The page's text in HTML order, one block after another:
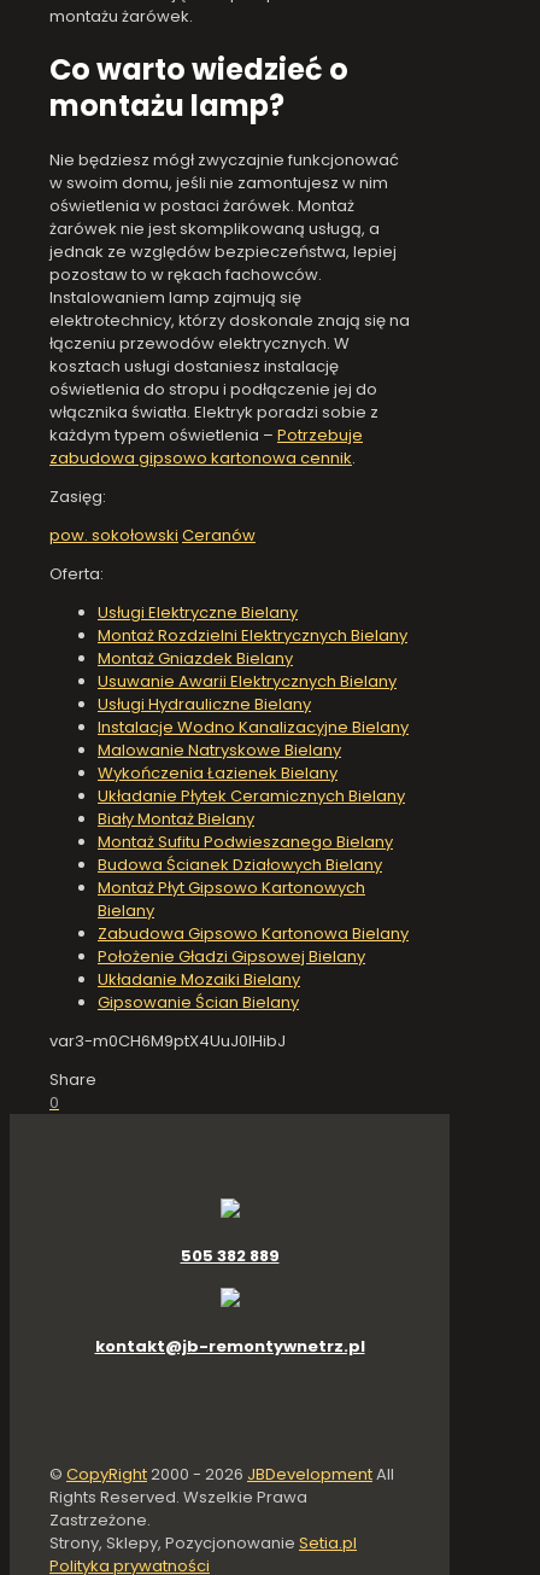
montażu żarówek.
Co warto wiedzieć o
montażu lamp?
Nie będziesz mógł zwyczajnie funkcjonować
w swoim domu, jeśli nie zamontujesz w nim
oświetlenia w postaci żarówek. Montaż
żarówek nie jest skomplikowaną usługą, a
jednak ze względów bezpieczeństwa, lepiej
pozostaw to w rękach fachowców.
Instalowaniem lamp zajmują się
elektrotechnicy, którzy doskonale znają się na
łączeniu przewodów elektrycznych. W
kosztach usługi dostaniesz instalację
oświetlenia do stropu i podłączenie jej do
włącznika światła. Elektryk poradzi sobie z
każdym typem oświetlenia – Potrzebuje
zabudowa gipsowo kartonowa cennik.
Zasięg:
pow. sokołowski Ceranów
Oferta:
Usługi Elektryczne Bielany
Montaż Rozdzielni Elektrycznych Bielany
Montaż Gniazdek Bielany
Usuwanie Awarii Elektrycznych Bielany
Usługi Hydrauliczne Bielany
Instalacje Wodno Kanalizacyjne Bielany
Malowanie Natryskowe Bielany
Wykończenia Łazienek Bielany
Układanie Płytek Ceramicznych Bielany
Biały Montaż Bielany
Montaż Sufitu Podwieszanego Bielany
Budowa Ścianek Działowych Bielany
Montaż Płyt Gipsowo Kartonowych
Bielany
Zabudowa Gipsowo Kartonowa Bielany
Położenie Gładzi Gipsowej Bielany
Układanie Mozaiki Bielany
Gipsowanie Ścian Bielany
var3-m0CH6M9ptX4UuJ0IHibJ
Share
0
505 382 889
kontakt@jb-remontywnetrz.pl
© CopyRight2000 - 2026 JBDevelopmentAll
Rights Reserved. Wszelkie Prawa
Zastrzeżone.
Strony, Sklepy, Pozycjonowanie Setia.pl
Polityka prywatności